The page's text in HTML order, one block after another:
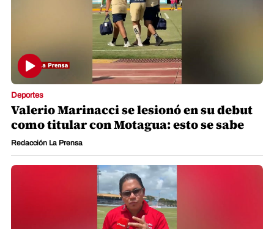
Deportes
Valerio Marinacci se lesionó en su debut
como titular con Motagua: esto se sabe
Redacción La Prensa